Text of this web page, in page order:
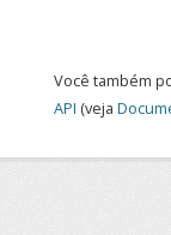
Você também
API (veja